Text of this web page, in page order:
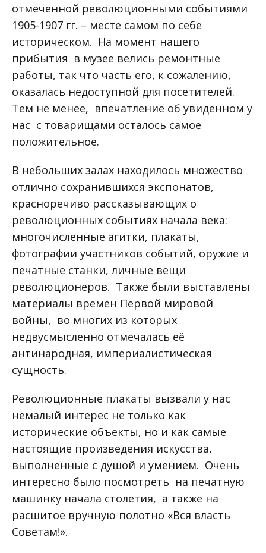
отмеченной революционными событиями
1905-1907 гг. – месте самом по себе
историческом. На момент нашего
прибытия в музее велись ремонтные
работы, так что часть его, к сожалению,
оказалась недоступной для посетителей.
Тем не менее, впечатление об увиденном у
нас с товарищами осталось самое
положительное.
В небольших залах находилось множество
отлично сохранившихся экспонатов,
красноречиво рассказывающих о
революционных событиях начала века:
многочисленные агитки, плакаты,
фотографии участников событий, оружие и
печатные станки, личные вещи
революционеров. Также были выставлены
материалы времён Первой мировой
войны, во многих из которых
недвусмысленно отмечалась её
антинародная, империалистическая
сущность.
Революционные плакаты вызвали у нас
немалый интерес не только как
исторические объекты, но и как самые
настоящие произведения искусства,
выполненные с душой и умением. Очень
интересно было посмотреть на печатную
машинку начала столетия, а также на
расшитое вручную полотно «Вся власть
Советам!».